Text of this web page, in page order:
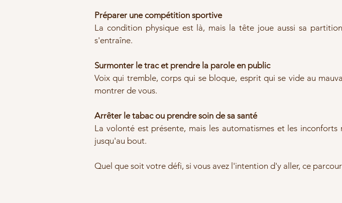
Préparer une compétition sportive
La condition physique est là, mais la tête joue aussi sa
s'entraîne.
Surmonter le trac et prendre la parole en public
Voix qui tremble, corps qui se bloque, esprit qui se vide au
montrer de vous.
Arrêter le tabac ou prendre soin de sa santé
La volonté est présente, mais les automatismes et les
jusqu'au bout.
Quel que soit votre défi, si vous avez l'intention d'y aller, ce